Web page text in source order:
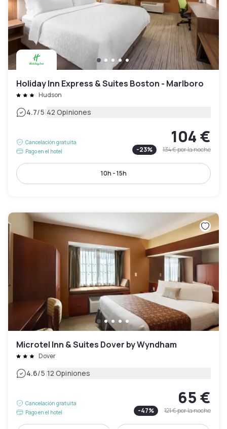
Holiday Inn Express & Suites Boston - Marlboro
Hudson
4.7/5|42 Opiniones
Cancelación gratuita
Pago en el hotel
104 €
-23% 134 €por la noche
10h - 15h
Microtel Inn & Suites Dover by Wyndham
Dover
4.6/5|12 Opiniones
Cancelación gratuita
Pago en el hotel
65 €
-47% 121 €por la noche